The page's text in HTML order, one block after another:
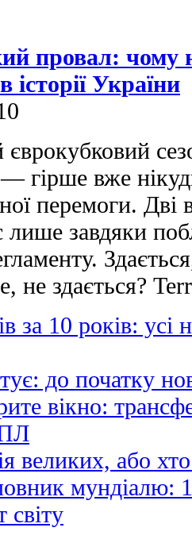
провал: чому
України
єврокубковий
— гірше вже
перемоги.
лише завдяки
не здається?
за 10 років:
до початку
вікно:
великих, або
мундіалю:
світу